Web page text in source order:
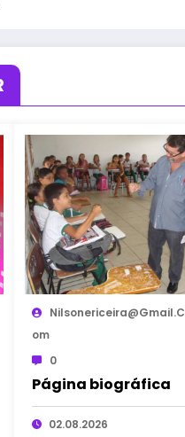
Nilsonericeira@gmail.c
Om
0
Página biográfica
02.08.2026